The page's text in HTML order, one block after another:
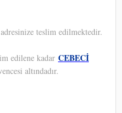
teslim edilmektedir.
edilene kadar CEBECİ
altındadır.